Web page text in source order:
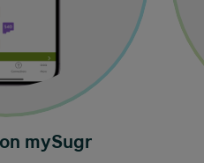
mySugr